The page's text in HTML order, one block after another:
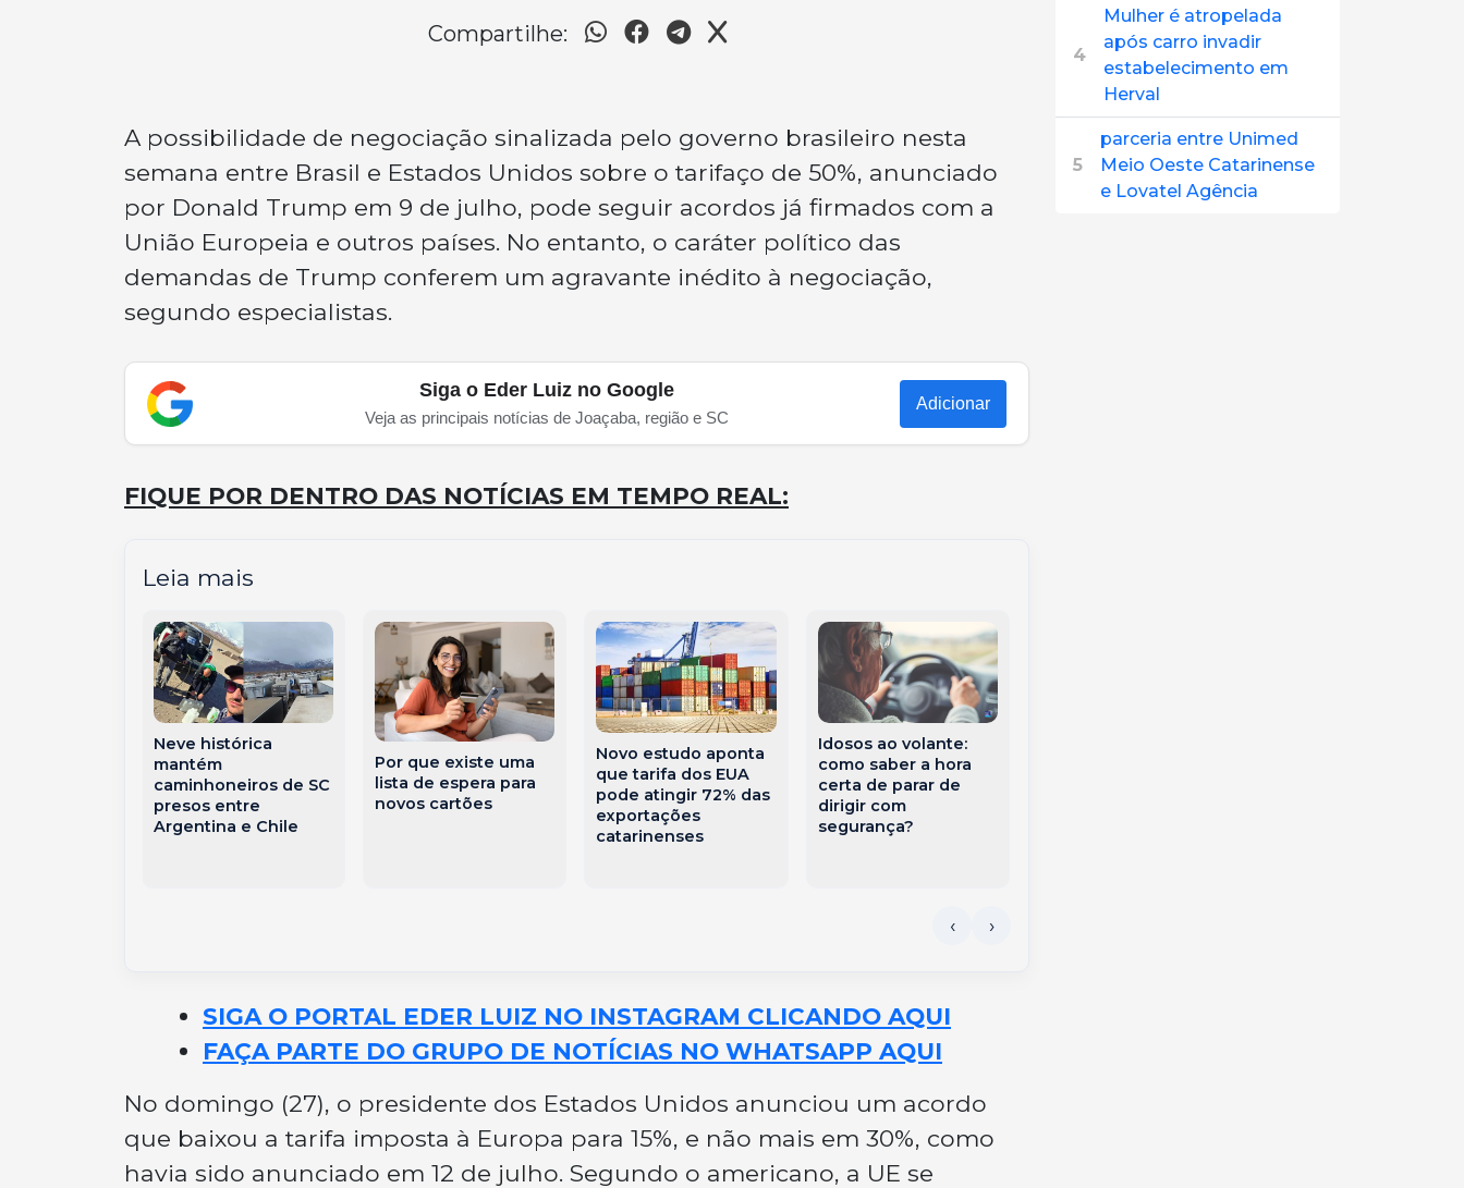
Compartilhe:
A possibilidade de negociação sinalizada pelo governo brasileiro nesta
semana entre Brasil e Estados Unidos sobre o tarifaço de 50%, anunciado
por Donald Trump em 9 de julho, pode seguir acordos já firmados com a
União Europeia e outros países. No entanto, o caráter político das
demandas de Trump conferem um agravante inédito à negociação,
segundo especialistas.
Siga o Eder Luiz no Google
Veja as principais notícias de Joaçaba, região e SC
Adicionar
FIQUE POR DENTRO DAS NOTÍCIAS EM TEMPO REAL:
Leia mais
Neve histórica
mantém
caminhoneiros de SC
presos entre
Argentina e Chile
Por que existe uma
lista de espera para
novos cartões
Novo estudo aponta
que tarifa dos EUA
pode atingir 72% das
exportações
catarinenses
Idosos ao volante:
como saber a hora
certa de parar de
dirigir com
segurança?
SIGA O PORTAL EDER LUIZ NO INSTAGRAM CLICANDO AQUI
FAÇA PARTE DO GRUPO DE NOTÍCIAS NO WHATSAPP AQUI
No domingo (27), o presidente dos Estados Unidos anunciou um acordo
que baixou a tarifa imposta à Europa para 15%, e não mais em 30%, como
havia sido anunciado em 12 de julho. Segundo o americano, a UE se
4
Mulher é atropelada
após carro invadir
estabelecimento em
Herval
5
parceria entre Unimed
Meio Oeste Catarinense
e Lovatel Agência